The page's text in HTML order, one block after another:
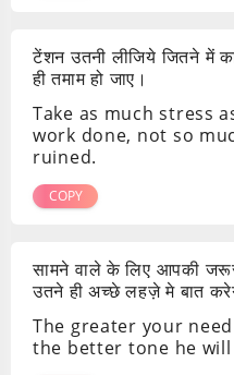
टेंशन उतनी लीजिये जितने में
ही तमाम हो जाए।
Take as much stress
work done, not so
ruined.
COPY
सामने वाले के लिए आपकी
उतने ही अच्छे लहज़े मे बात
The greater your
the better tone he